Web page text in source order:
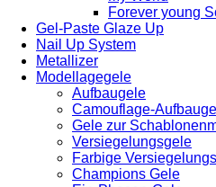
Forever young
Gel-Paste Glaze Up
Nail Up System
Metallizer
Modellagegele
Aufbaugele
Camouflage-
Gele zur
Versiegelungsgele
Farbige
Champions Gele